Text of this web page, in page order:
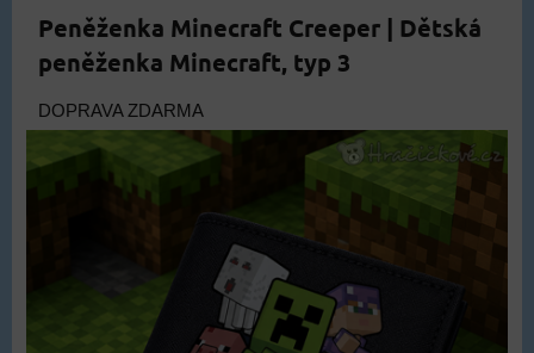
Peněženka Minecraft Creeper | Dětská
peněženka Minecraft, typ 3
DOPRAVA ZDARMA